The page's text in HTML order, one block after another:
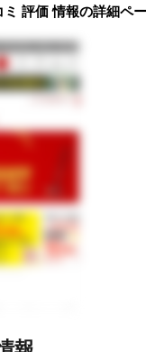
評価 情報の詳細ペ